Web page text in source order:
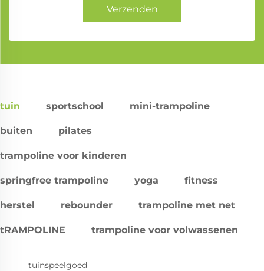
Verzenden
tuin sportschool mini-trampoline
buiten pilates
trampoline voor kinderen
springfree trampoline yoga fitness
herstel rebounder trampoline met net
tRAMPOLINE trampoline voor volwassenen
tuinspeelgoed